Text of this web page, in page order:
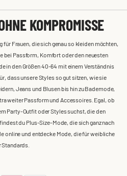
KOMPROMISSE
Frauen, die sich genau so kleiden möchten,
bei Passform, Komfort oder den neuesten
in den Größen 40-64 mit einem Verständnis
dass unsere Styles so gut sitzen, wie sie
Jeans und Blusen bis hin zu Bademode,
weiter Passform und Accessoires. Egal, ob
Party-Outfit oder Styles suchst, die den
du Plus-Size-Mode, die sich ganz nach
online und entdecke Mode, die für weibliche
Standards.